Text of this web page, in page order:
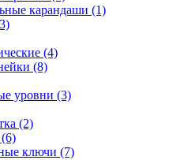
карандаши (1)
(4)
(8)
уровни (3)
(2)
ключи (7)